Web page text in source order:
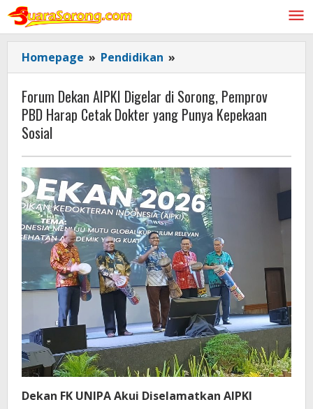
Lewati
konten
Homepage » Pendidikan »
Dekan
AIPKI
Digelar
di
PBD
Harap
Cetak
Dokter
yang
Punya
Kepekaan
Sosial
Forum Dekan AIPKI Digelar di Sorong, Pemprov
PBD Harap Cetak Dokter yang Punya Kepekaan
Sosial
Dekan FK UNIPA Akui Diselamatkan AIPKI